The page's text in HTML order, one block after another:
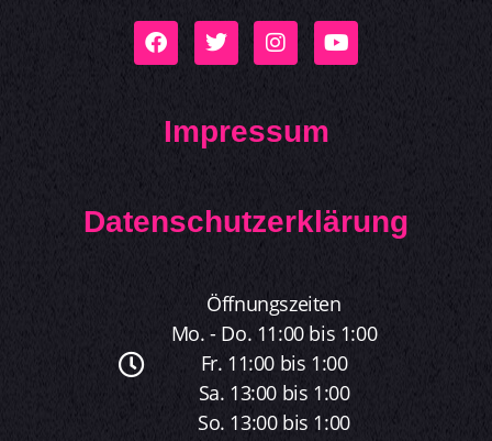
Impressum
Datenschutzerklärung
Öffnungszeiten
Mo. - Do. 11:00 bis 1:00
Fr. 11:00 bis 1:00
Sa. 13:00 bis 1:00
So. 13:00 bis 1:00